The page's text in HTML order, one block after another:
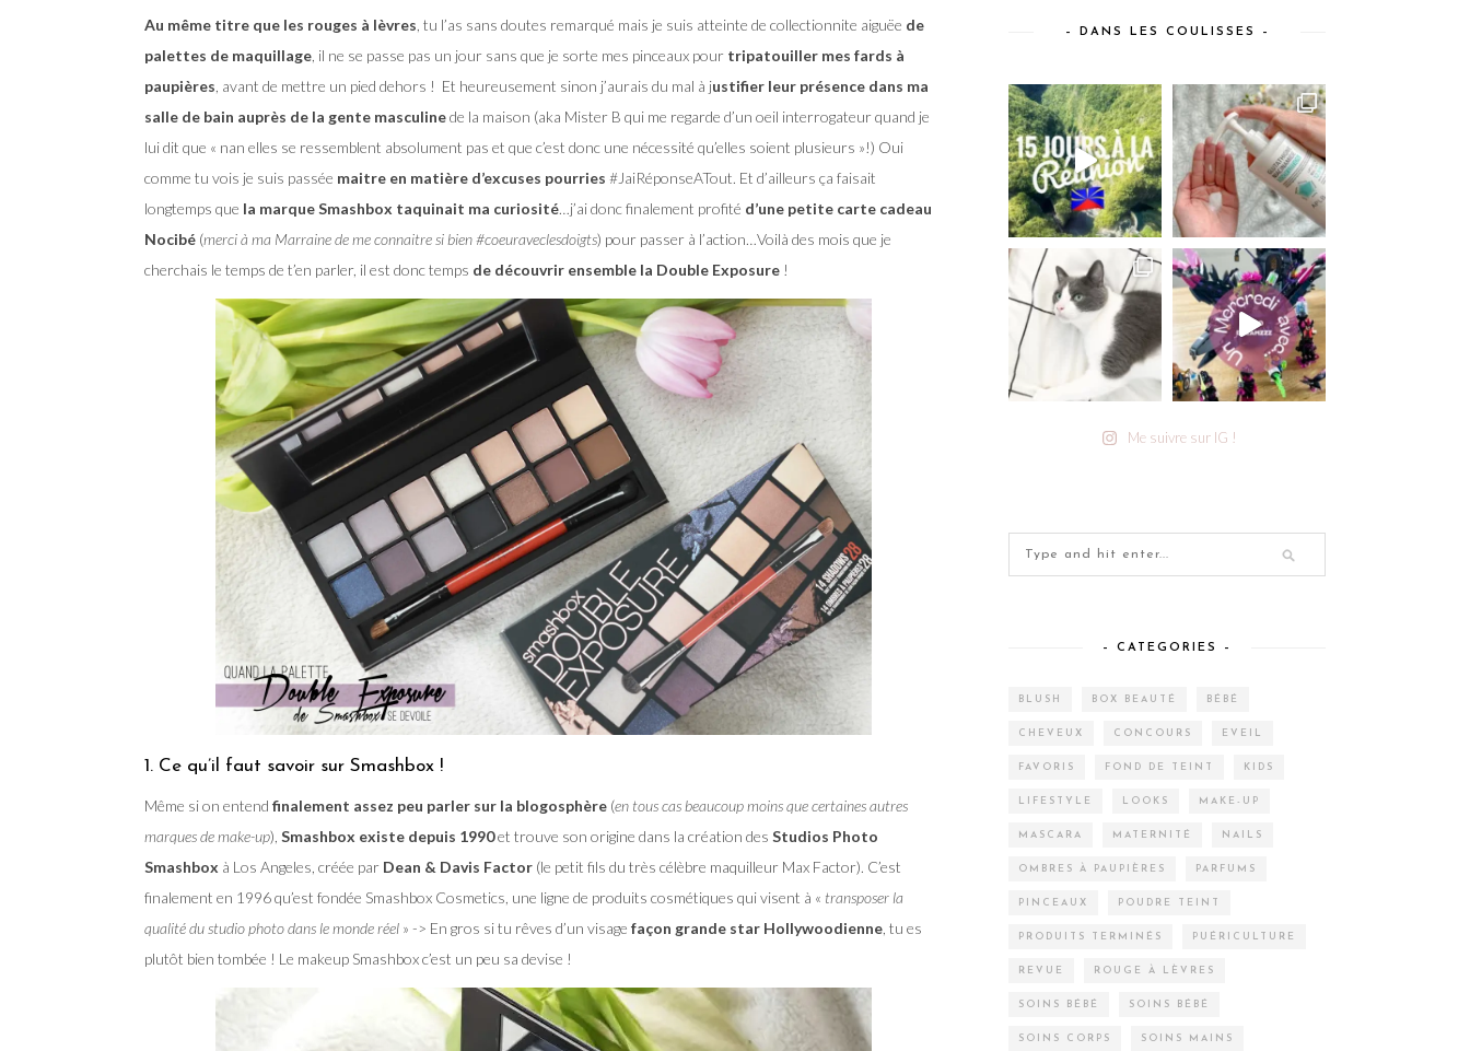
Au même titre que les rouges à lèvres , tu l’as sans doutes remarqué mais je suis atteinte de collectionnite aiguëe de
palettes de maquillage , il ne se passe pas un jour sans que je sorte mes pinceaux pour tripatouiller mes fards à
paupières , avant de mettre un pied dehors ! Et heureusement sinon j’aurais du mal à justifier leur présence dans ma
salle de bain auprès de la gente masculinede la maison (aka Mister B qui me regarde d’un oeil interrogateur quand je
lui dit que « nan elles se ressemblent absolument pas et que c’est donc une nécessité qu’elles soient plusieurs »!) Oui
comme tu vois je suis passée maitre en matière d’excuses pourries #JaiRéponseATout. Et d’ailleurs ça faisait
longtemps que la marque Smashbox taquinait ma curiosité…j’ai donc finalement profité d’une petite carte cadeau
Nocibé (merci à ma Marraine de me connaitre si bien #coeuraveclesdoigts) pour passer à l’action…Voilà des mois que je
cherchais le temps de t’en parler, il est donc temps de découvrir ensemble la Double Exposure !
1. Ce qu’il faut savoir sur Smashbox !
Même si on entend finalement assez peu parler sur la blogosphère (en tous cas beaucoup moins que certaines autres
marques de make-up), Smashbox existe depuis 1990et trouve son origine dans la création des Studios Photo
Smashbox à Los Angeles, créée par Dean & Davis Factor (le petit fils du très célèbre maquilleur Max Factor). C’est
finalement en 1996 qu’est fondée Smashbox Cosmetics, une ligne de produits cosmétiques qui visent à « transposer la
qualité du studio photo dans le monde réel » -> En gros si tu rêves d’un visage façon grande star Hollywoodienne , tu es
plutôt bien tombée ! Le makeup Smashbox c’est un peu sa devise !
– DANS LES COULISSES –
Me suivre sur IG !
– CATEGORIES –
BLUSH BOX BEAUTÉ BÉBÉ
CHEVEUX CONCOURS EVEIL
FAVORIS FOND DE TEINT KIDS
LIFESTYLE LOOKS MAKE-UP
MASCARA MATERNITÉ NAILS
OMBRES À PAUPIÈRES PARFUMS
PINCEAUX POUDRE TEINT
PRODUITS TERMINÉS PUÉRICULTURE
REVUE ROUGE À LÈVRES
SOINS BÉBÉ SOINS BÉBÉ
SOINS CORPS SOINS MAINS